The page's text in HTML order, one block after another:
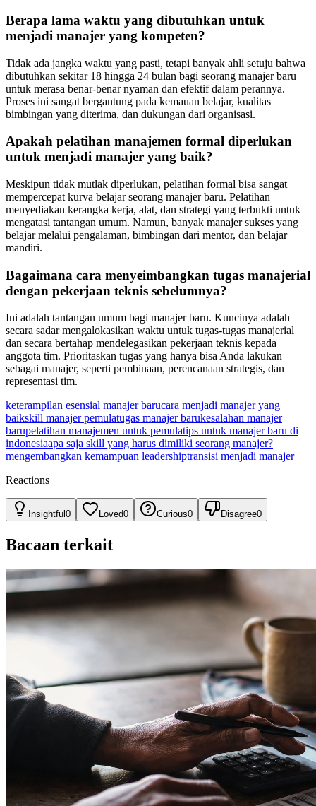
Berapa lama waktu yang dibutuhkan untuk
menjadi manajer yang kompeten?
Tidak ada jangka waktu yang pasti, tetapi banyak ahli setuju bahwa
dibutuhkan sekitar 18 hingga 24 bulan bagi seorang manajer baru
untuk merasa benar-benar nyaman dan efektif dalam perannya.
Proses ini sangat bergantung pada kemauan belajar, kualitas
bimbingan yang diterima, dan dukungan dari organisasi.
Apakah pelatihan manajemen formal diperlukan
untuk menjadi manajer yang baik?
Meskipun tidak mutlak diperlukan, pelatihan formal bisa sangat
mempercepat kurva belajar seorang manajer baru. Pelatihan
menyediakan kerangka kerja, alat, dan strategi yang terbukti untuk
mengatasi tantangan umum. Namun, banyak manajer sukses yang
belajar melalui pengalaman, bimbingan dari mentor, dan belajar
mandiri.
Bagaimana cara menyeimbangkan tugas manajerial
dengan pekerjaan teknis sebelumnya?
Ini adalah tantangan umum bagi manajer baru. Kuncinya adalah
secara sadar mengalokasikan waktu untuk tugas-tugas manajerial
dan secara bertahap mendelegasikan pekerjaan teknis kepada
anggota tim. Prioritaskan tugas yang hanya bisa Anda lakukan
sebagai manajer, seperti pembinaan, perencanaan strategis, dan
representasi tim.
keterampilan esensial manajer barucara menjadi manajer yang
baikskill manajer pemulatugas manajer barukesalahan manajer
barupelatihan manajemen untuk pemulatips untuk manajer baru di
indonesiaapa saja skill yang harus dimiliki seorang manajer?
mengembangkan kemampuan leadershiptransisi menjadi manajer
Reactions
Insightful 0 Loved0 Curious0 Disagree0
Bacaan terkait